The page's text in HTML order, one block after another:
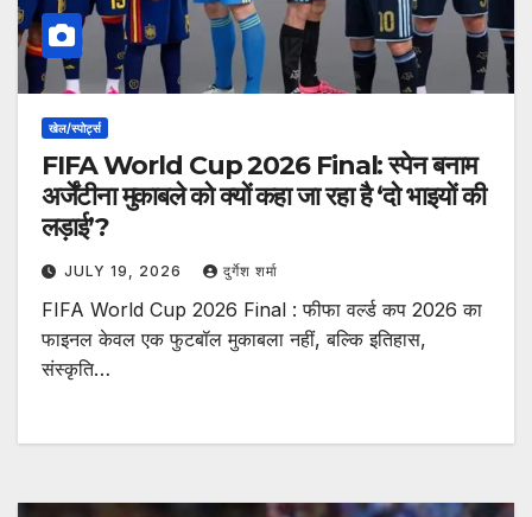
खेल/स्पोर्ट्स
FIFA World Cup 2026 Final: स्पेन बनाम
अर्जेंटीना मुकाबले को क्यों कहा जा रहा है ‘दो भाइयों की
लड़ाई’?
JULY 19, 2026 दुर्गेश शर्मा
FIFA World Cup 2026 Final : फीफा वर्ल्ड कप 2026 का
फाइनल केवल एक फुटबॉल मुकाबला नहीं, बल्कि इतिहास,
संस्कृति…